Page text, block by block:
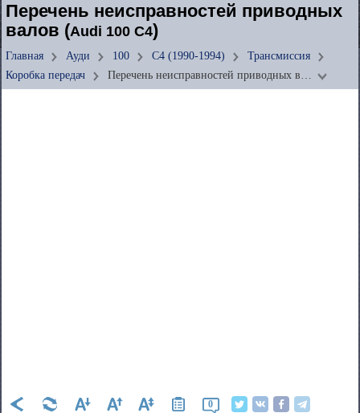
Перечень неисправностей приводных
валов (Audi 100 C4)
Главная Ауди 100 C4 (1990-1994)
Трансмиссия
Коробка передач
Перечень неисправностей приводных в…
0